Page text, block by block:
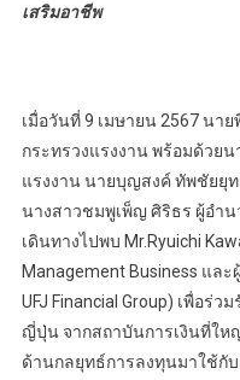
เสริมอาชีพ
เมื่อวันที่ 9 เมษายน 2567 นา
กระทรวงแรงงาน พร้อมด้วย
แรงงาน นายบุญสงค์ ทัพชัยยุ
นางสาวชมพูเพ็ญ ศิริธร ผู้อำ
เดินทางไปพบ Mr.Ryuichi
Management Business และ
UFJ Financial Group) เพื่อร่
ญี่ปุ่น จากสถาบันการเงินที่ใ
ด้านกลยุทธ์การลงทุนมาใช้กั